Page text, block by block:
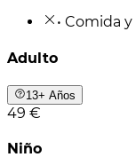
• Comida
Adulto
13+ Años
49 €
Niño